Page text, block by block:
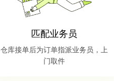
匹配业务员
仓库接单后为订单指派业务员，上
门取件